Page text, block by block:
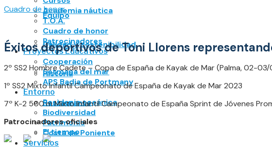
Academia náutica
T.O.A.
Cuadro de honor
Patrocinadores
Proyectos Educativos
Cooperación
Setmana del mar
APS Badia de Portmany
Entorno
Posidonia oceánica
Biodiversidad
Patrimonio
Costa de Poniente
Servicios
Equipo
Calidad y sostenibilidad
Historia
Restaurante
El tiempo
Cuadro de honor
Éxitos deportivos de Toni Llorens
2º SS2 Hombre Cadete – Copa de España de Kayak de Mar (Palma, 02-
1º SS2 Mixto Infantil Campeonato de España de Kayak de Mar 2023
7º K-2 500 m Mixto Infantil Campeonato de España Sprint de Jóvenes
Patrocinadores oficiales